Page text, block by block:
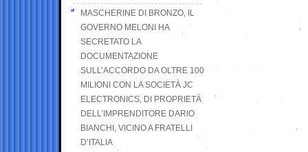
MASCHERINE DI BRONZO, IL
GOVERNO MELONI HA
SECRETATO LA
DOCUMENTAZIONE
SULL’ACCORDO DA OLTRE 100
MILIONI CON LA SOCIETÀ JC
ELECTRONICS, DI PROPRIETÀ
DELL’IMPRENDITORE DARIO
BIANCHI, VICINO A FRATELLI
D’ITALIA